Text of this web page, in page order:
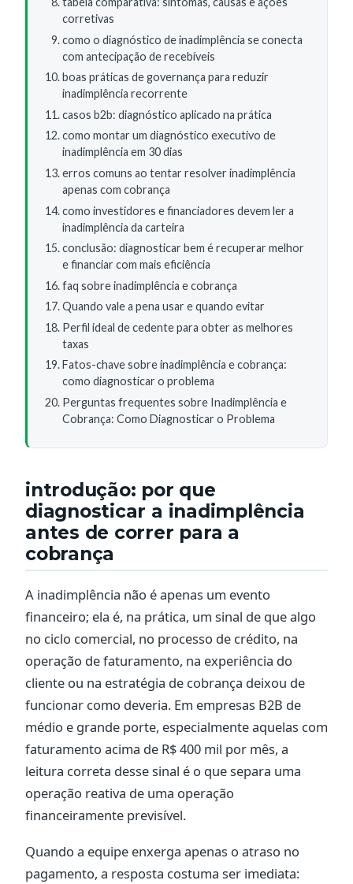
corretivas
como o diagnóstico de inadimplência se conecta
com antecipação de recebíveis
boas práticas de governança para reduzir
inadimplência recorrente
casos b2b: diagnóstico aplicado na prática
como montar um diagnóstico executivo de
inadimplência em 30 dias
erros comuns ao tentar resolver inadimplência
apenas com cobrança
como investidores e financiadores devem ler a
inadimplência da carteira
conclusão: diagnosticar bem é recuperar melhor
e financiar com mais eficiência
faq sobre inadimplência e cobrança
Quando vale a pena usar e quando evitar
Perfil ideal de cedente para obter as melhores
taxas
Fatos-chave sobre inadimplência e cobrança:
como diagnosticar o problema
Perguntas frequentes sobre Inadimplência e
Cobrança: Como Diagnosticar o Problema
introdução: por que
diagnosticar a inadimplência
antes de correr para a
cobrança
A inadimplência não é apenas um evento
financeiro; ela é, na prática, um sinal de que algo
no ciclo comercial, no processo de crédito, na
operação de faturamento, na experiência do
cliente ou na estratégia de cobrança deixou de
funcionar como deveria. Em empresas B2B de
médio e grande porte, especialmente aquelas com
faturamento acima de R$ 400 mil por mês, a
leitura correta desse sinal é o que separa uma
operação reativa de uma operação
financeiramente previsível.
Quando a equipe enxerga apenas o atraso no
pagamento, a resposta costuma ser imediata: